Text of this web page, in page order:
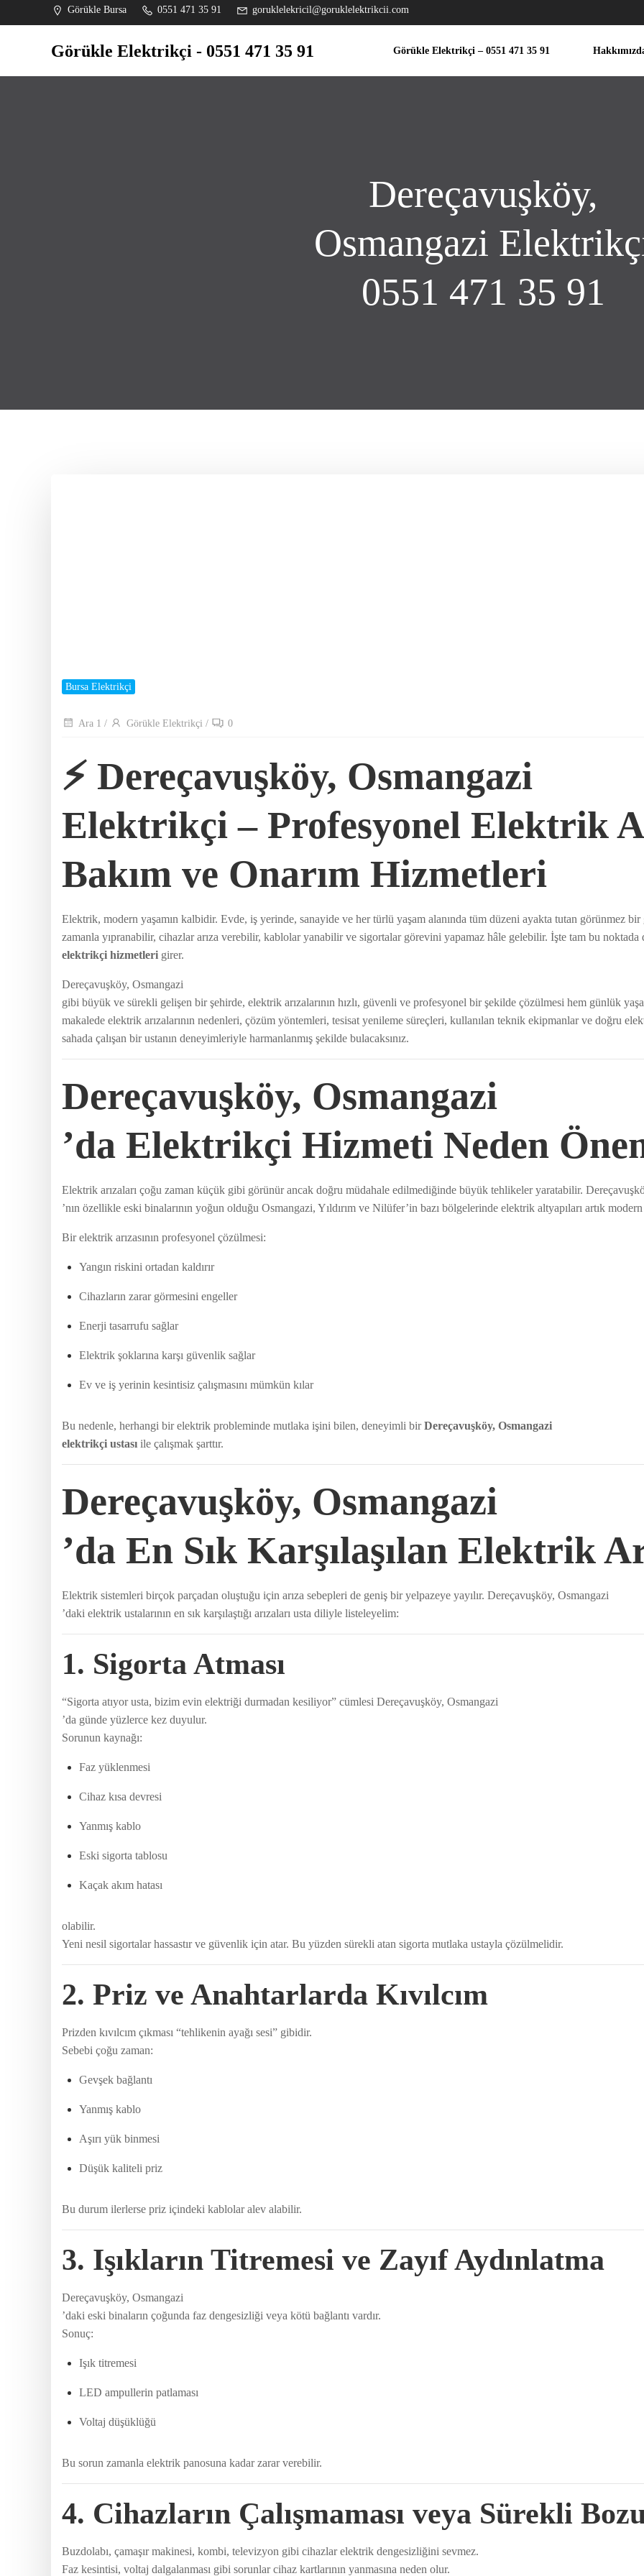
geç
Görükle Bursa 0551 471 35 91 goruklelekricil@goruklelektrikcii.com
Görükle Elektrikçi - 0551 471 35 91 Görükle Elektrikçi – 0551 471 35 91
Dereçavuşköy,
Osmangazi
0551 471 35 91
Bursa Elektrikçi
Ara 1 / Görükle Elektrikçi / 0
⚡ Dereçavuşköy, Osmangazi
Elektrikçi – Profesyonel Elektrik
Bakım ve Onarım Hizmetleri
Elektrik, modern yaşamın kalbidir. Evde, iş yerinde, sanayide ve her türlü yaşam alanında tüm düzeni ayakta tutan görünmez
zamanla yıpranabilir, cihazlar arıza verebilir, kablolar yanabilir ve sigortalar görevini yapamaz hâle gelebilir. İşte tam bu noktada
elektrikçi hizmetleri girer.
Dereçavuşköy, Osmangazi
gibi büyük ve sürekli gelişen bir şehirde, elektrik arızalarının hızlı, güvenli ve profesyonel bir şekilde çözülmesi hem günlük
makalede elektrik arızalarının nedenleri, çözüm yöntemleri, tesisat yenileme süreçleri, kullanılan teknik ekipmanlar ve doğru
sahada çalışan bir ustanın deneyimleriyle harmanlanmış şekilde bulacaksınız.
Dereçavuşköy, Osmangazi
’da Elektrikçi Hizmeti Neden
Elektrik arızaları çoğu zaman küçük gibi görünür ancak doğru müdahale edilmediğinde büyük tehlikeler yaratabilir.
’nın özellikle eski binalarının yoğun olduğu Osmangazi, Yıldırım ve Nilüfer’in bazı bölgelerinde elektrik altyapıları artık
Bir elektrik arızasının profesyonel çözülmesi:
Yangın riskini ortadan kaldırır
Cihazların zarar görmesini engeller
Enerji tasarrufu sağlar
Elektrik şoklarına karşı güvenlik sağlar
Ev ve iş yerinin kesintisiz çalışmasını mümkün kılar
Bu nedenle, herhangi bir elektrik probleminde mutlaka işini bilen, deneyimli birDereçavuşköy, Osmangazi
elektrikçi ustası ile çalışmak şarttır.
Dereçavuşköy, Osmangazi
’da En Sık Karşılaşılan Elektrik
Elektrik sistemleri birçok parçadan oluştuğu için arıza sebepleri de geniş bir yelpazeye yayılır. Dereçavuşköy, Osmangazi
’daki elektrik ustalarının en sık karşılaştığı arızaları usta diliyle listeleyelim:
1. Sigorta Atması
“Sigorta atıyor usta, bizim evin elektriği durmadan kesiliyor” cümlesi Dereçavuşköy, Osmangazi
’da günde yüzlerce kez duyulur.
Sorunun kaynağı:
Faz yüklenmesi
Cihaz kısa devresi
Yanmış kablo
Eski sigorta tablosu
Kaçak akım hatası
olabilir.
Yeni nesil sigortalar hassastır ve güvenlik için atar. Bu yüzden sürekli atan sigorta mutlaka ustayla çözülmelidir.
2. Priz ve Anahtarlarda Kıvılcım
Prizden kıvılcım çıkması “tehlikenin ayağı sesi” gibidir.
Sebebi çoğu zaman:
Gevşek bağlantı
Yanmış kablo
Aşırı yük binmesi
Düşük kaliteli priz
Bu durum ilerlerse priz içindeki kablolar alev alabilir.
3. Işıkların Titremesi ve Zayıf Aydınlatma
Dereçavuşköy, Osmangazi
’daki eski binaların çoğunda faz dengesizliği veya kötü bağlantı vardır.
Sonuç:
Işık titremesi
LED ampullerin patlaması
Voltaj düşüklüğü
Bu sorun zamanla elektrik panosuna kadar zarar verebilir.
4. Cihazların Çalışmaması veya Sürekli
Buzdolabı, çamaşır makinesi, kombi, televizyon gibi cihazlar elektrik dengesizliğini sevmez.
Faz kesintisi, voltaj dalgalanması gibi sorunlar cihaz kartlarının yanmasına neden olur.